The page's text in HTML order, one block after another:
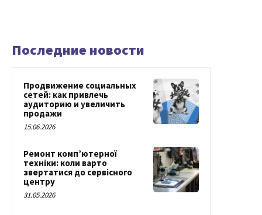
Последние новости
Продвижение социальных
сетей: как привлечь
аудиторию и увеличить
продажи
15.06.2026
Ремонт комп’ютерної
техніки: коли варто
звертатися до сервісного
центру
31.05.2026